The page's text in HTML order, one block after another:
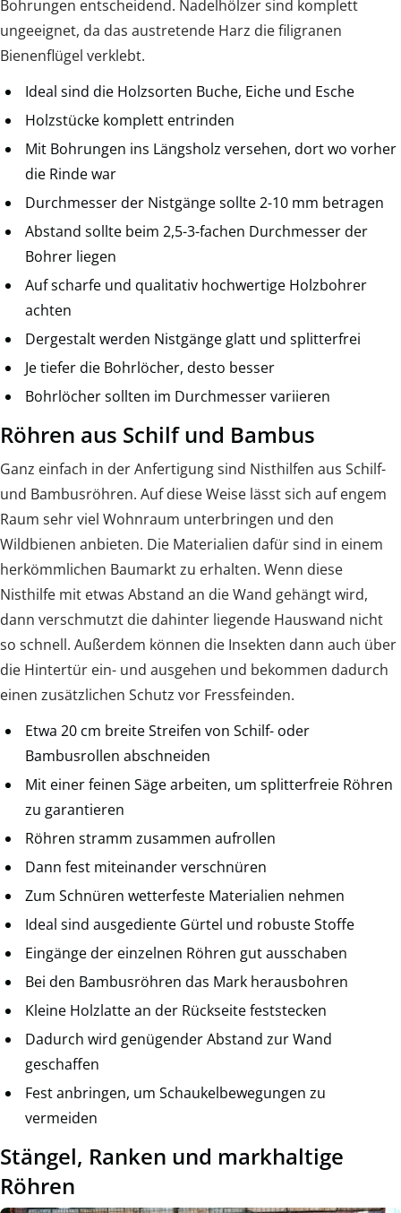
Bohrungen entscheidend. Nadelhölzer sind komplett
ungeeignet, da das austretende Harz die filigranen
Bienenflügel verklebt.
Ideal sind die Holzsorten Buche, Eiche und Esche
Holzstücke komplett entrinden
Mit Bohrungen ins Längsholz versehen, dort wo vorher
die Rinde war
Durchmesser der Nistgänge sollte 2-10 mm betragen
Abstand sollte beim 2,5-3-fachen Durchmesser der
Bohrer liegen
Auf scharfe und qualitativ hochwertige Holzbohrer
achten
Dergestalt werden Nistgänge glatt und splitterfrei
Je tiefer die Bohrlöcher, desto besser
Bohrlöcher sollten im Durchmesser variieren
Röhren aus Schilf und Bambus
Ganz einfach in der Anfertigung sind Nisthilfen aus Schilf-
und Bambusröhren. Auf diese Weise lässt sich auf engem
Raum sehr viel Wohnraum unterbringen und den
Wildbienen anbieten. Die Materialien dafür sind in einem
herkömmlichen Baumarkt zu erhalten. Wenn diese
Nisthilfe mit etwas Abstand an die Wand gehängt wird,
dann verschmutzt die dahinter liegende Hauswand nicht
so schnell. Außerdem können die Insekten dann auch über
die Hintertür ein- und ausgehen und bekommen dadurch
einen zusätzlichen Schutz vor Fressfeinden.
Etwa 20 cm breite Streifen von Schilf- oder
Bambusrollen abschneiden
Mit einer feinen Säge arbeiten, um splitterfreie Röhren
zu garantieren
Röhren stramm zusammen aufrollen
Dann fest miteinander verschnüren
Zum Schnüren wetterfeste Materialien nehmen
Ideal sind ausgediente Gürtel und robuste Stoffe
Eingänge der einzelnen Röhren gut ausschaben
Bei den Bambusröhren das Mark herausbohren
Kleine Holzlatte an der Rückseite feststecken
Dadurch wird genügender Abstand zur Wand
geschaffen
Fest anbringen, um Schaukelbewegungen zu
vermeiden
Stängel, Ranken und markhaltige
Röhren